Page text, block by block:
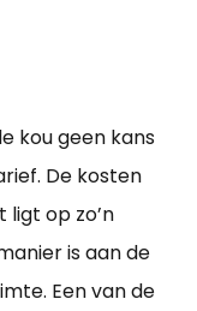
kou geen kans
De kosten
ligt op zo’n
is aan de
Een van de